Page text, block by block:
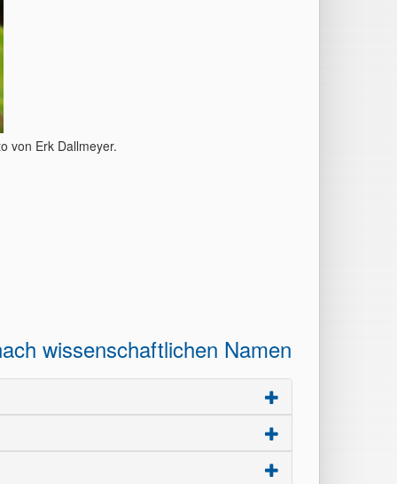
von Erk Dallmeyer.
wissenschaftlichen Namen